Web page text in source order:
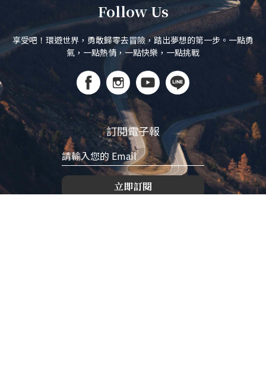
Follow Us
享受吧！環遊世界，勇敢歸零去冒險，踏出夢想的第一步。一點勇
氣，一點熱情，一點快樂，一點挑戰
訂閱電子報
立即訂閱